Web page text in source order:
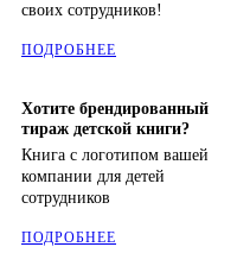
своих сотрудников!
ПОДРОБНЕЕ
Хотите брендированный
тираж детской книги?
Книга с логотипом вашей
компании для детей
сотрудников
ПОДРОБНЕЕ